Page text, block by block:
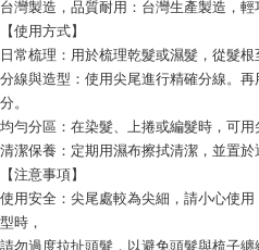
台灣製造，品質耐用：台灣生產製造，輕
【使用方式】
日常梳理：用於梳理乾髮或濕髮，從髮根
分線與造型：使用尖尾進行精確分線。
分。
均勻分區：在染髮、上捲或編髮時，可用
清潔保養：定期用濕布擦拭清潔，並置於
【注意事項】
使用安全：尖尾處較為尖細，請小心使
型時，
請勿過度拉扯頭髮，以避免頭髮與梳子纏